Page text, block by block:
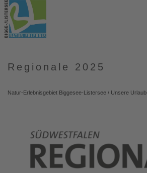
Regionale 2025
Natur-Erlebnisgebiet Biggesee-Listersee / Unsere